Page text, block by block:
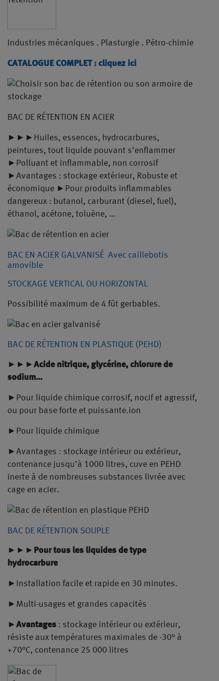
Industries mécaniques . Plasturgie . Pétro-chimie
CATALOGUE COMPLET : cliquez ici
BAC DE RÉTENTION EN ACIER
►►►Huiles, essences, hydrocarbures,
peintures, tout liquide pouvant s’enflammer
►Polluant et inflammable, non corrosif
►Avantages : stockage extérieur, Robuste et
économique ►Pour produits inflammables
dangereux : butanol, carburant (diesel, fuel),
éthanol, acétone, toluène, …
BAC EN ACIER GALVANISÉ Avec caillebotis
amovible
STOCKAGE VERTICAL OU HORIZONTAL
Possibilité maximum de 4 fût gerbables.
BAC DE RÉTENTION EN PLASTIQUE (PEHD)
►►► Acide nitrique, glycérine, chlorure de
sodium…
►Pour liquide chimique corrosif, nocif et agressif,
ou pour base forte et puissante.ion
►Pour liquide chimique
►Avantages : stockage intérieur ou extérieur,
contenance jusqu’à 1000 litres, cuve en PEHD
inerte à de nombreuses substances livrée avec
cage en acier.
BAC DE RÉTENTION SOUPLE
►►► Pour tous les liquides de type
hydrocarbure
►Installation facile et rapide en 30 minutes.
►Multi-usages et grandes capacités
► Avantages : stockage intérieur ou extérieur,
résiste aux températures maximales de -30° à
+70°C, contenance 25 000 litres